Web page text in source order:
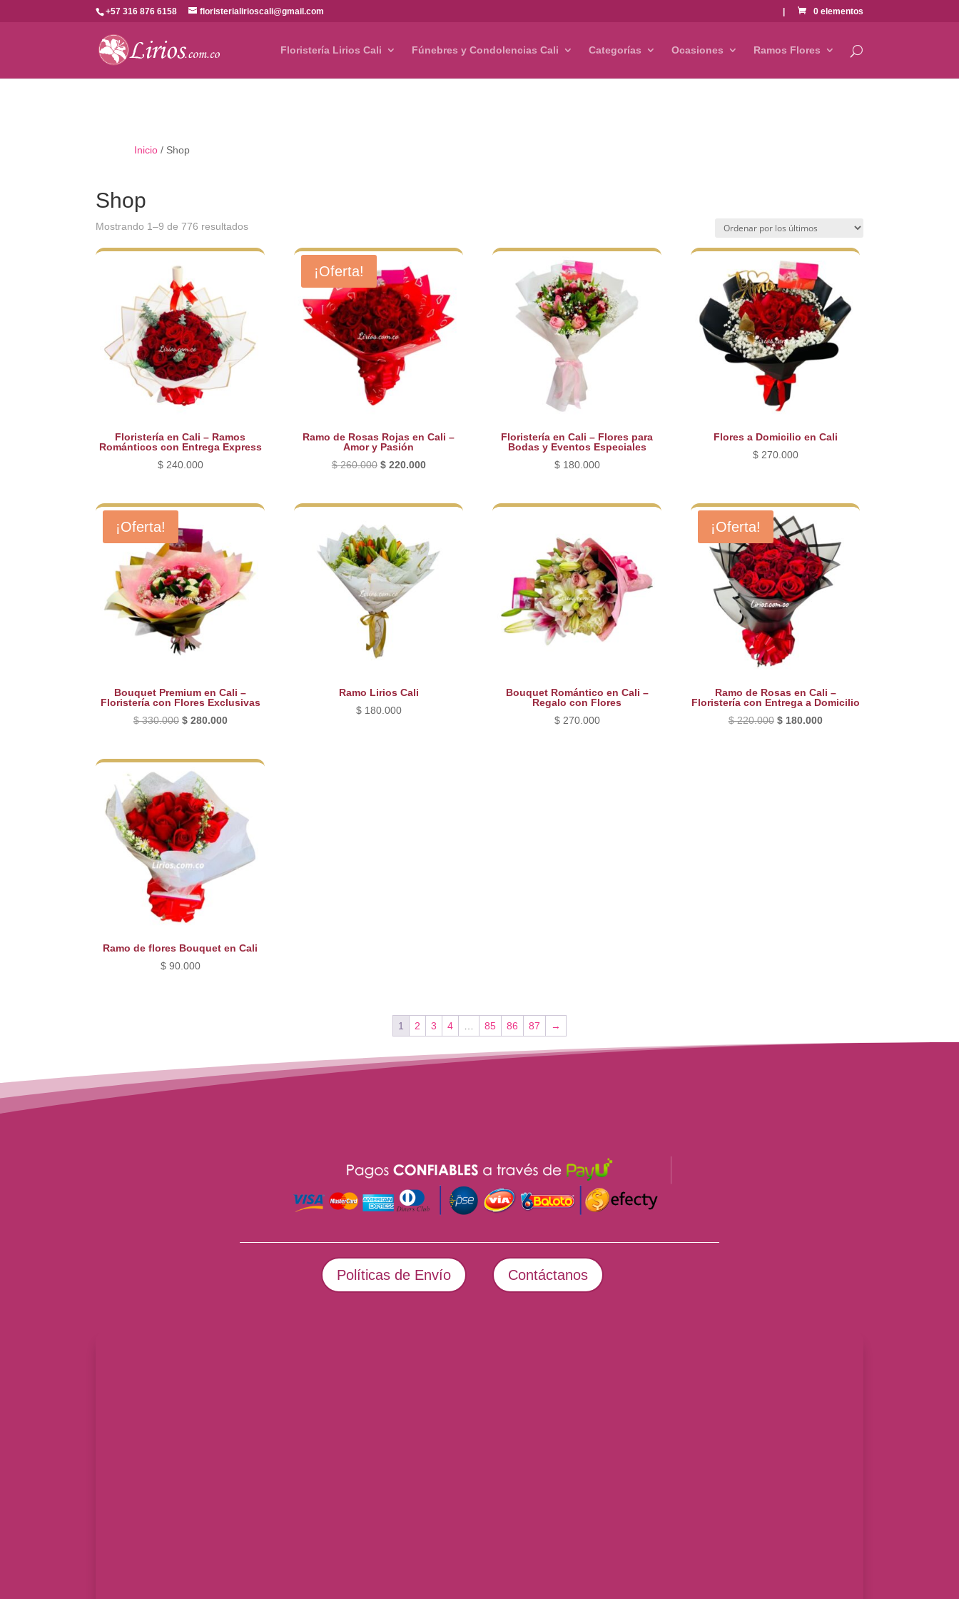
+57 316 876 6158 floristerialirioscali@gmail.com 0 elementos
Floristería Lirios Cali Fúnebres y Condolencias Cali Categorías Ocasiones Ramos Flores
Inicio / Shop
Shop
Mostrando 1–9 de 776 resultadosOrdenado
Floristería en Cali – Ramos
Románticos con Entrega Express
$240.000
¡Oferta!
Ramo de Rosas Rojas en Cali –
Amor y Pasión
$260.000 El
$ 260.000.
$220.000El
Floristería en Cali – Flores para
Bodas y Eventos Especiales
$180.000
Flores a Domicilio en Cali
$270.000
¡Oferta!
Bouquet Premium en Cali –
Floristería con Flores Exclusivas
$330.000 El
era:
$ 330.000.
$280.000El
Ramo Lirios Cali
$180.000
Bouquet Romántico en Cali –
Regalo con Flores
$270.000
¡Oferta!
Ramo de Rosas en Cali –
Floristería con Entrega a Domicilio
$220.000 El
$180.000El
Ramo de flores Bouquet en Cali
$90.000
1 2 3 4 85 86 87 →
Políticas de Envío Contáctanos